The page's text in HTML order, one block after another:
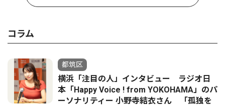
コラム
都筑区
横浜「注目の人」インタビュー ラジオ日
本「Happy Voice ! from YOKOHAMA」のパ
ーソナリティー 小野寺結衣さん 「孤独を